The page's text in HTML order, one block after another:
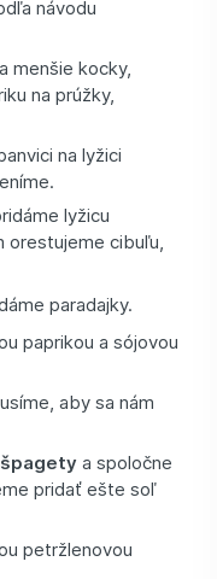
návodu
menšie kocky,
na prúžky,
na lyžici
lyžicu
orestujeme cibuľu,
paradajky.
paprikou a sójovou
aby sa nám
a spoločne
pridať ešte soľ
petržlenovou